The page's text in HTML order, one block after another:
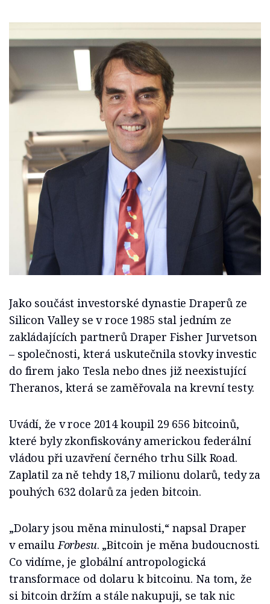
Jako součást investorské dynastie Draperů ze
Silicon Valley se v roce 1985 stal jedním ze
zakládajících partnerů Draper Fisher Jurvetson
– společnosti, která uskutečnila stovky investic
do firem jako Tesla nebo dnes již neexistující
Theranos, která se zaměřovala na krevní testy.
Uvádí, že v roce 2014 koupil 29 656 bitcoinů,
které byly zkonfiskovány americkou federální
vládou při uzavření černého trhu Silk Road.
Zaplatil za ně tehdy 18,7 milionu dolarů, tedy za
pouhých 632 dolarů za jeden bitcoin.
„Dolary jsou měna minulosti,“ napsal Draper
v emailuForbesu. „Bitcoin je měna budoucnosti.
Co vidíme, je globální antropologická
transformace od dolaru k bitcoinu. Na tom, že
si bitcoin držím a stále nakupuji, se tak nic